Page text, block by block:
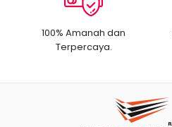
100% Amanah dan
Terpercaya.